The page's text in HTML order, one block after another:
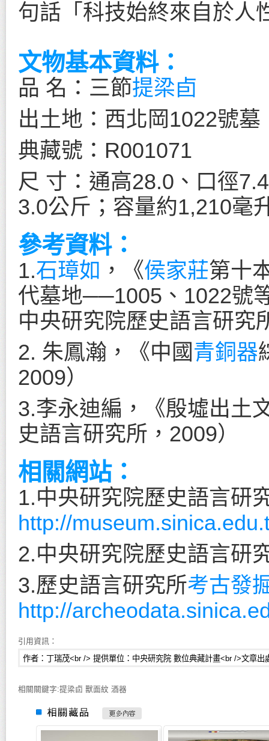
句話「科技始終來自於人
文物基本資料：
品 名：三節提梁卣
出土地：西北岡1022號墓
典藏號：R001071
尺 寸：通高28.0、口徑
3.0公斤；容量約1,210毫
參考資料：
1.石璋如 ，《侯家莊第十
代墓地──1005、1022號
中央研究院歷史語言研究
2. 朱鳳瀚，《中國青銅器
2009）
3.李永迪編，《殷墟出土
史語言研究所，2009）
相關網站：
1.中央研究院歷史語言研
http://
2.中央研究院歷史語言研
3.歷史語言研究所考古發
http://
引用資訊：
相關關鍵字:提梁卣 獸面紋 酒器